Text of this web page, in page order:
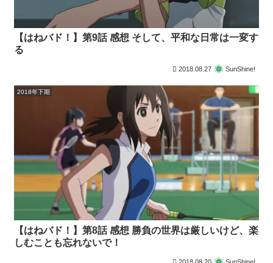
【はねバド！】第9話 感想 そして、平和な日常は一変す
る
2018.08.27 SunShine!
2018年下期
【はねバド！】第8話 感想 勝負の世界は厳しいけど、楽
しむことも忘れないで！